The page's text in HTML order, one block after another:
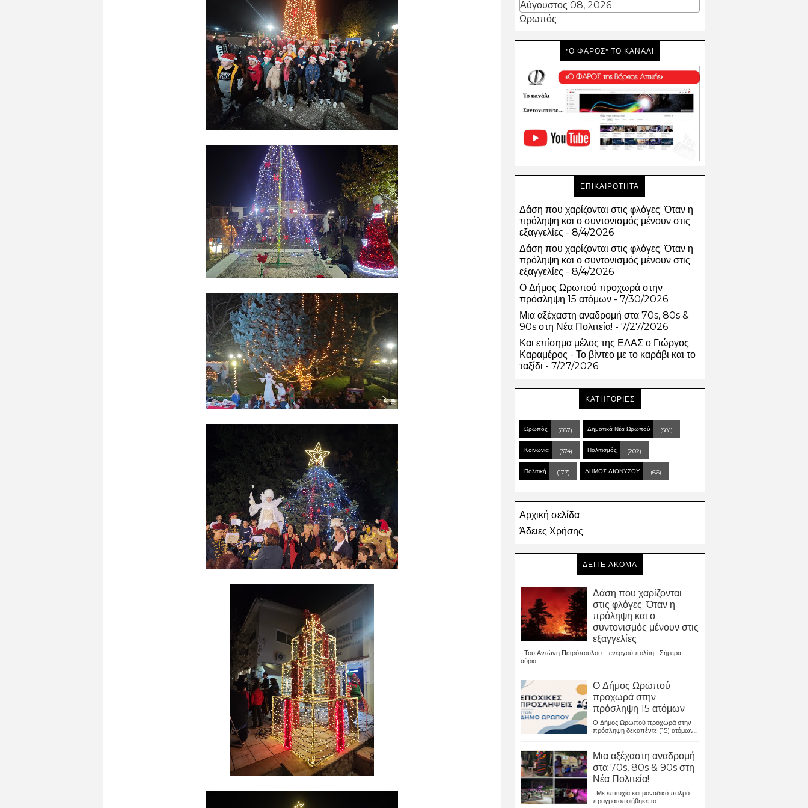
Αύγουστος 08, 2026
Ωρωπός
"Ο ΦΑΡΟΣ" ΤΟ ΚΑΝΑΛΙ
ΕΠΙΚΑΙΡΟΤΗΤΑ
Δάση που χαρίζονται στις φλόγες: Όταν η
πρόληψη και ο συντονισμός μένουν στις
εξαγγελίες - 8/4/2026
Δάση που χαρίζονται στις φλόγες: Όταν η
πρόληψη και ο συντονισμός μένουν στις
εξαγγελίες - 8/4/2026
Ο Δήμος Ωρωπού προχωρά στην
πρόσληψη 15 ατόμων - 7/30/2026
Μια αξέχαστη αναδρομή στα 70s, 80s &
90s στη Νέα Πολιτεία! - 7/27/2026
Και επίσημα μέλος της ΕΛΑΣ ο Γιώργος
Καραμέρος - Το βίντεο με το καράβι και το
ταξίδι - 7/27/2026
ΚΑΤΗΓΟΡΙΕΣ
Ωρωπός (687) Δημοτικά Νέα Ωρωπού (581)
Κοινωνία (374) Πολιτισμός (202)
Πολιτική (177) ΔΗΜΟΣ ΔΙΟΝΥΣΟΥ (66)
Αρχική σελίδα
Άδειες Χρήσης.
ΔΕΙΤΕ ΑΚΟΜΑ
Δάση που χαρίζονται
στις φλόγες: Όταν η
πρόληψη και ο
συντονισμός μένουν στις
εξαγγελίες
Του Αντώνη Πετρόπουλου – ενεργού πολίτη Σήμερα-
αύριο...
Ο Δήμος Ωρωπού
προχωρά στην
πρόσληψη 15 ατόμων
Ο Δήμος Ωρωπού προχωρά στην
πρόσληψη δεκαπέντε (15) ατόμων...
Μια αξέχαστη αναδρομή
στα 70s, 80s & 90s στη
Νέα Πολιτεία!
Με επιτυχία και μοναδικό παλμό
πραγματοποιήθηκε το...